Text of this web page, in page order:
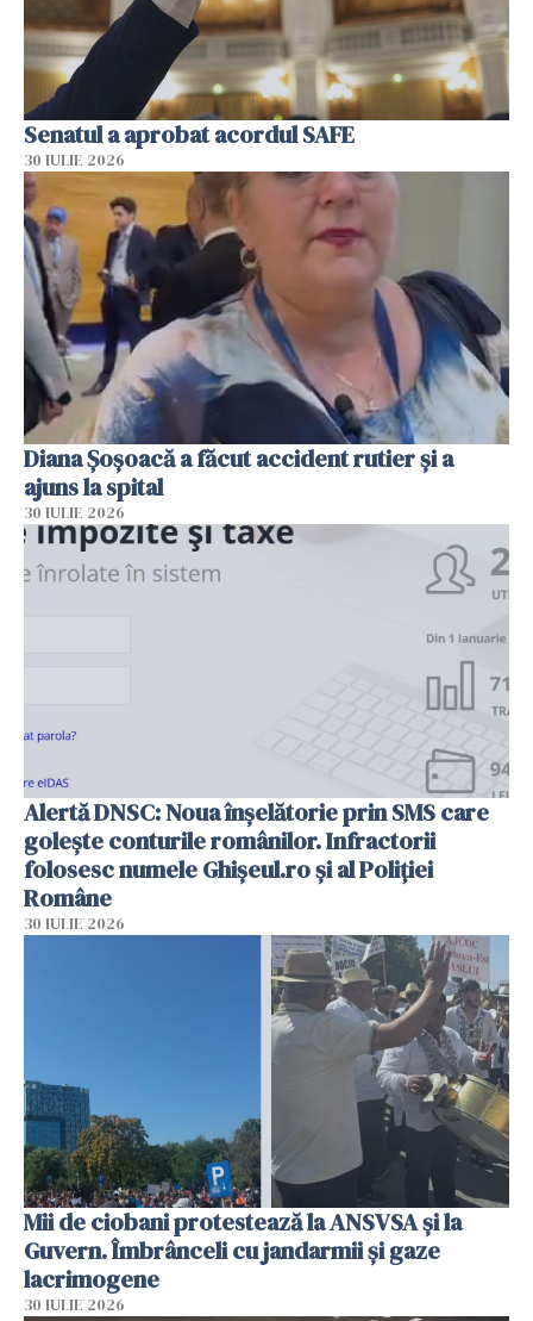
Senatul a aprobat acordul SAFE
30 IULIE 2026
Diana Șoșoacă a făcut accident rutier și a
ajuns la spital
30 IULIE 2026
Alertă DNSC: Noua înșelătorie prin SMS care
golește conturile românilor. Infractorii
folosesc numele Ghișeul.ro și al Poliției
Române
30 IULIE 2026
Mii de ciobani protestează la ANSVSA și la
Guvern. Îmbrânceli cu jandarmii și gaze
lacrimogene
30 IULIE 2026